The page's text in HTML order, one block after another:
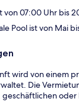
von 07:00 Uhr bis
Pool ist von Mai
wird von einem
Die